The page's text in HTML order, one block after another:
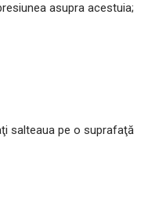
asupra acestuia;
salteaua pe o suprafaţă